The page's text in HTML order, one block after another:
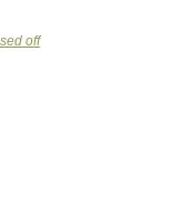
off